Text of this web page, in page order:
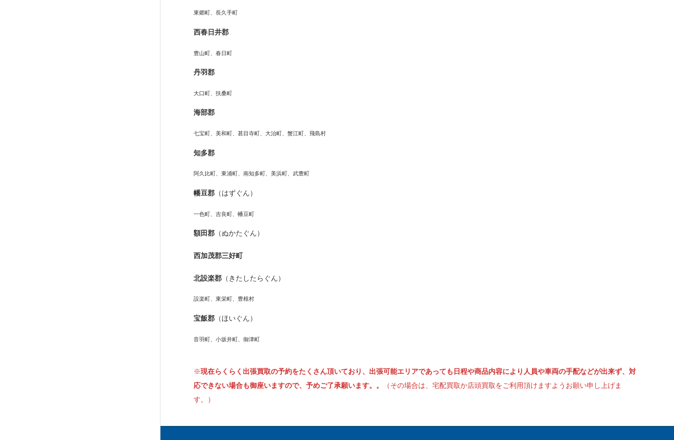
東郷町、長久手町
西春日井郡
豊山町、春日町
丹羽郡
大口町、扶桑町
海部郡
七宝町、美和町、甚目寺町、大治町、蟹江町、飛島村
知多郡
阿久比町、東浦町、南知多町、美浜町、武豊町
幡豆郡 （はずぐん）
一色町、吉良町、幡豆町
額田郡 （ぬかたぐん）
西加茂郡三好町
北設楽郡 （きたしたらぐん）
設楽町、東栄町、豊根村
宝飯郡 （ほいぐん）
音羽町、小坂井町、御津町
※現在らくらく出張買取の予約をたくさん頂いており、出張可能エリアであっても日程や商品内容により人員や車両の手配などが出来ず、対
応できない場合も御座いますので、予めご了承願います。。
（その場合は、宅配買取か店頭買取をご利用頂けますようお願い申し上げま
す。）